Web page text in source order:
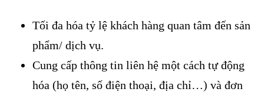
Tối đa hóa tỷ lệ khách hàng quan tâm đến sản
phẩm/ dịch vụ.
Cung cấp thông tin liên hệ một cách tự động
hóa (họ tên, số điện thoại, địa chỉ…) và đơn